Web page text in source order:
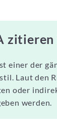
zitieren
einer der
Laut den
oder
werden.